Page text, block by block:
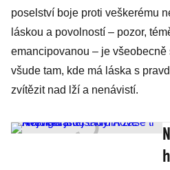
poselství boje proti veškerému
láskou a povolností – pozor,
emancipovanou – je
všude tam, kde má láska s
zvítězit nad lží a nenávistí.